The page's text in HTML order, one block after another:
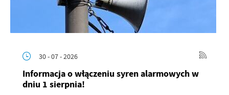
30 - 07 - 2026
Informacja o włączeniu syren alarmowych w
dniu 1 sierpnia!